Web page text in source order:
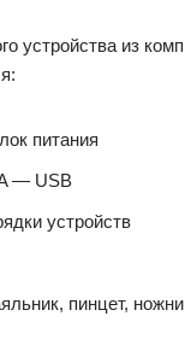
устройства из
питания
— USB
устройств
пинцет,